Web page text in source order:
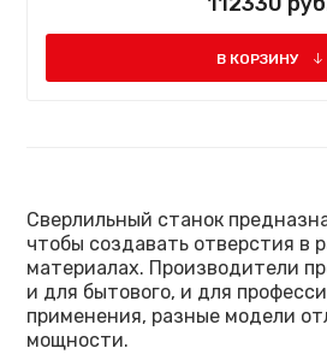
В КОРЗИНУ
Сверлильный станок
чтобы создавать отверстия в
материалах. Производители
и для бытового, и для
применения, разные модели
мощности.